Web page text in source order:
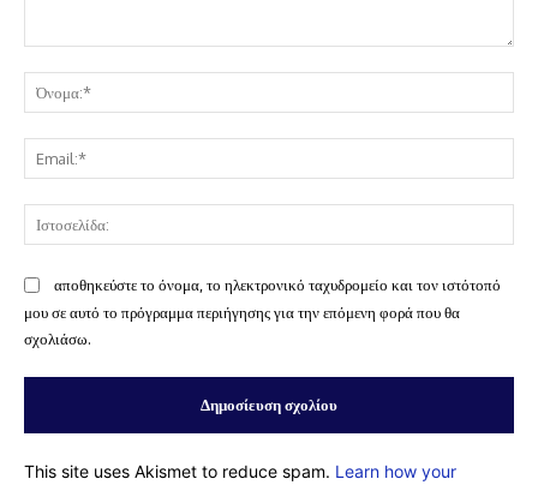
αποθηκεύστε το όνομα, το ηλεκτρονικό ταχυδρομείο και τον ιστότοπό
μου σε αυτό το πρόγραμμα περιήγησης για την επόμενη φορά που θα
σχολιάσω.
This site uses Akismet to reduce spam. Learn how your